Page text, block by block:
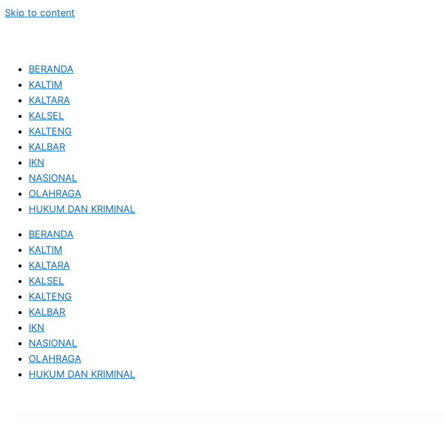
Skip to content
BERANDA
KALTIM
KALTARA
KALSEL
KALTENG
KALBAR
IKN
NASIONAL
OLAHRAGA
HUKUM DAN KRIMINAL
BERANDA
KALTIM
KALTARA
KALSEL
KALTENG
KALBAR
IKN
NASIONAL
OLAHRAGA
HUKUM DAN KRIMINAL